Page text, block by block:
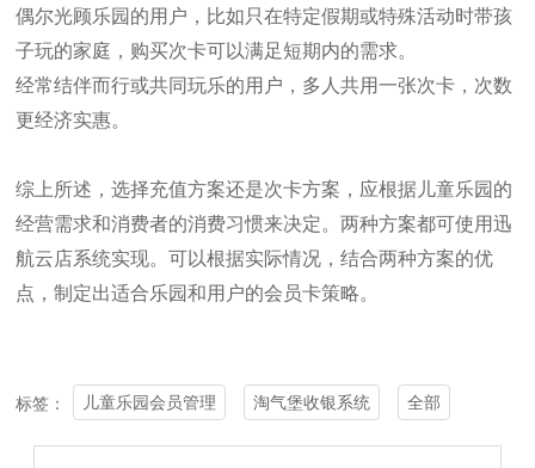
偶尔光顾乐园的用户，比如只在特定假期或特殊活动时带孩
子玩的家庭，购买次卡可以满足短期内的需求。
经常结伴而行或共同玩乐的用户，多人共用一张次卡，次数
更经济实惠。
综上所述，选择充值方案还是次卡方案，应根据儿童乐园的
经营需求和消费者的消费习惯来决定。两种方案都可使用迅
航云店系统实现。可以根据实际情况，结合两种方案的优
点，制定出适合乐园和用户的会员卡策略。
标签： 儿童乐园会员管理 淘气堡收银系统 全部